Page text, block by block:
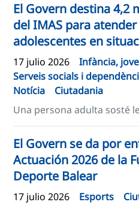
El Govern destina 4,2
del IMAS para
adolescentes en
17 julio 2026
Infància,
Serveis socials i
Notícia
Ciutadania
Una persona adulta sosté
El Govern se da por
Actuación 2026 de la
Deporte Balear
17 julio 2026 Esports